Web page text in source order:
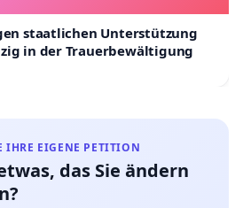
staatlichen Unterstützung
in der Trauerbewältigung
IHRE EIGENE PETITION
das Sie ändern